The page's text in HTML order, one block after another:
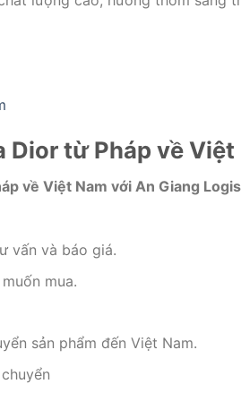
từ Pháp về Việt
về Việt Nam với An Giang
vấn và báo giá.
mua.
sản phẩm đến Việt Nam.